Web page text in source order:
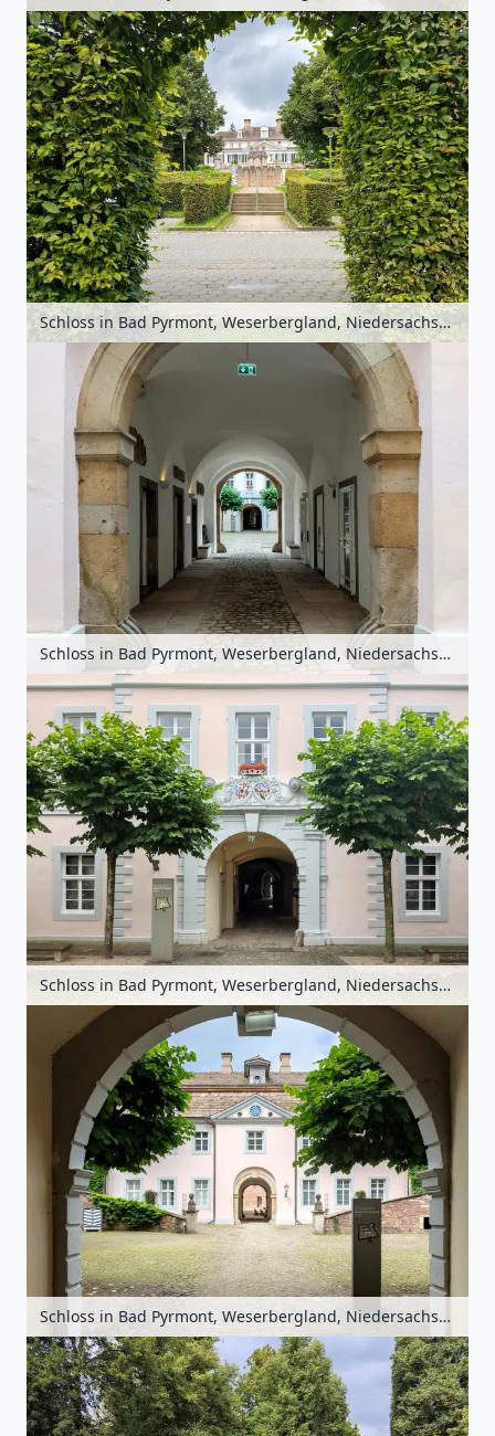
Schloss in Bad Pyrmont, Weserbergland, Niedersachsen, Deutschland
Schloss in Bad Pyrmont, Weserbergland, Niedersachsen, Deutschland
Schloss in Bad Pyrmont, Weserbergland, Niedersachsen, Deutschland
Schloss in Bad Pyrmont, Weserbergland, Niedersachsen, Deutschland